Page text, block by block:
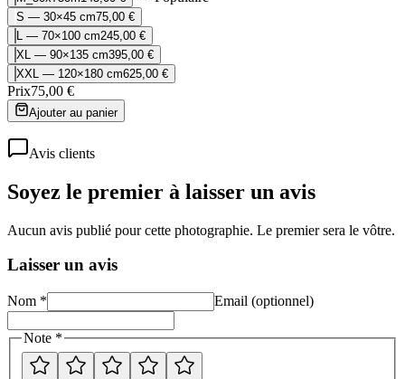
S — 30×45 cm75,00 €
L — 70×100 cm245,00 €
XL — 90×135 cm395,00 €
XXL — 120×180 cm625,00 €
Prix75,00 €
Ajouter au panier
Avis clients
Soyez le premier à laisser un avis
Aucun avis publié pour cette photographie. Le premier sera le vôtre.
Laisser un avis
Nom * Email (optionnel)
Note *